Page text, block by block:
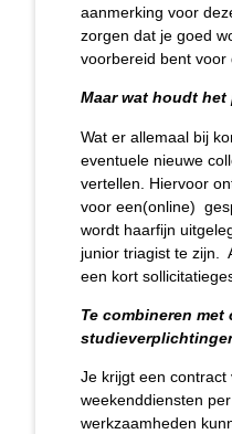
aanmerking voor
zorgen dat je goed
voorbereid bent voor
Maar wat houdt het
Wat er allemaal bij
eventuele nieuwe
vertellen. Hiervoor
voor een(online)
wordt haarfijn
junior triagist te zijn.
een kort
Te combineren
Je krijgt een contract
weekenddiensten
werkzaamheden